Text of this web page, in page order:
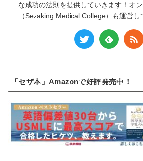
な成功の法則を提供していきます！オ
（Sezaking Medical College）も運営し
「セザ本」Amazonで好評発売中！